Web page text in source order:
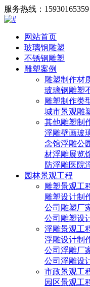
服务热线：15930165359
网站首页
玻璃钢雕塑
不锈钢雕塑
雕塑案例
雕塑制作材
玻璃钢雕塑
雕塑制作类
城市景观雕
其他雕塑制
浮雕壁画玻
念馆浮雕公
材浮雕展览
防浮雕医院
园林景观工程
雕塑景观工
雕塑设计制
公司 雕塑厂
公司 雕塑设
浮雕景观工
浮雕设计制
公司 浮雕厂
公司 浮雕设
市政景观工
园区景观工